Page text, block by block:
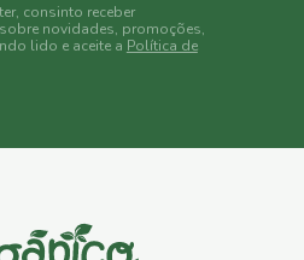
consinto receber
novidades, promoções,
lido e aceite a Política de